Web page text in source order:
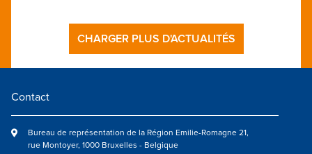
CHARGER PLUS D'ACTUALITÉS
Contact
Bureau de représentation de la Région Emilie-Romagne 21,
rue Montoyer, 1000 Bruxelles - Belgique